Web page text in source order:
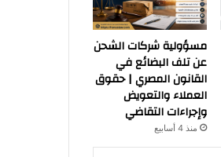
مسؤولية شركات الشحن
عن تلف البضائع في
القانون المصري | حقوق
العملاء والتعويض
وإجراءات التقاضي
منذ 4 أسابيع